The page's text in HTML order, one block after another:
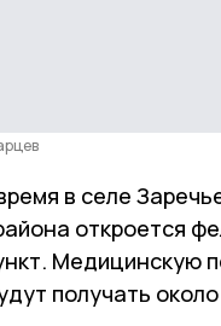
в селе
откроется
Медицинскую
получать